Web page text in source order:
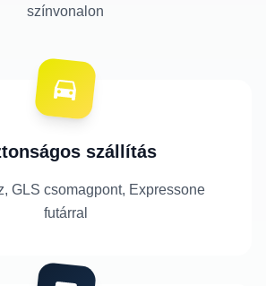
színvonalon
szállítás
GLS csomagpont, Expressone
futárral